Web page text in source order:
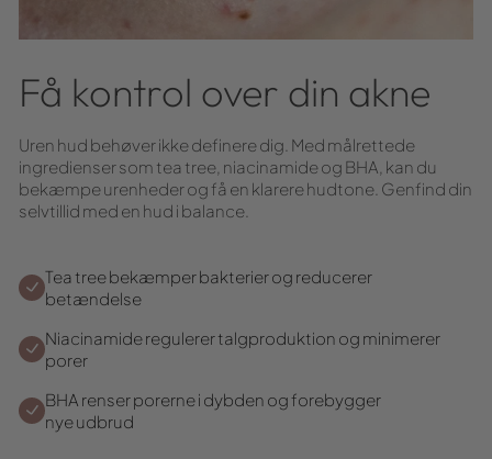
Få kontrol over din akne
Uren hud behøver ikke definere dig. Med målrettede
ingredienser som tea tree, niacinamide og BHA, kan du
bekæmpe urenheder og få en klarere hudtone. Genfind din
selvtillid med en hud i balance.
Tea tree bekæmper bakterier og reducerer
betændelse
Niacinamide regulerer talgproduktion og minimerer
porer
BHA renser porerne i dybden og forebygger
nye udbrud